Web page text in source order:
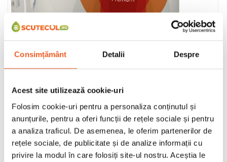
Consimțământ Detalii Despre
Acest site utilizează cookie-uri
Folosim cookie-uri pentru a personaliza conținutul și
anunțurile, pentru a oferi funcții de rețele sociale și pentru
a analiza traficul. De asemenea, le oferim partenerilor de
rețele sociale, de publicitate și de analize informații cu
privire la modul în care folosiți site-ul nostru. Aceștia le